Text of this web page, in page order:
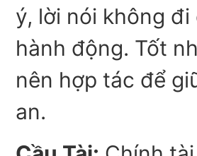
ý, lời nói không đi
hành động. Tốt
nên hợp tác để
an.